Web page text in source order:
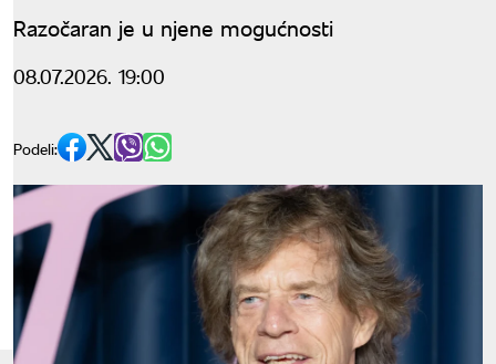
Razočaran je u njene mogućnosti
08.07.2026. 19:00
Podeli: